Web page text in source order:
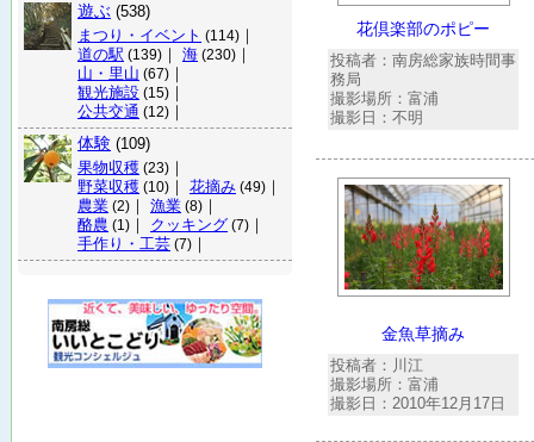
遊ぶ (538)
まつり・イベント (114) ｜
道の駅 (139) ｜ 海 (230) ｜
山・里山 (67) ｜
観光施設 (15) ｜
公共交通 (12) ｜
体験 (109)
果物収穫 (23) ｜
野菜収穫 (10) ｜ 花摘み (49) ｜
農業 (2) ｜ 漁業 (8) ｜
酪農 (1) ｜ クッキング (7) ｜
手作り・工芸 (7) ｜
花倶楽部のポピー
投稿者：南房総家族時間事
務局
撮影場所：富浦
撮影日：不明
金魚草摘み
投稿者：川江
撮影場所：富浦
撮影日：2010年12月17日